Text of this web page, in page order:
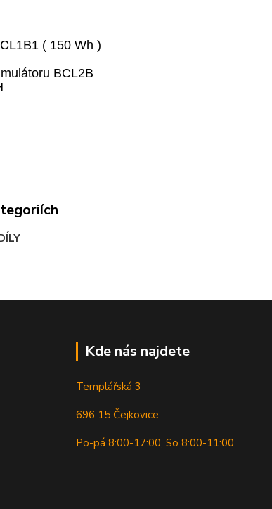
( 150 Wh )
BCL2B
Kde nás najdete
Templářská 3
696 15 Čejkovice
Po-pá 8:00-17:00, So 8:00-11:00